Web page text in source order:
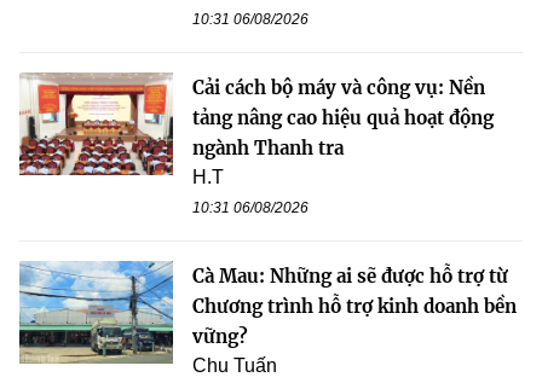
10:31 06/08/2026
Cải cách bộ máy và công vụ: Nền
tảng nâng cao hiệu quả hoạt động
ngành Thanh tra
H.T
10:31 06/08/2026
Cà Mau: Những ai sẽ được hỗ trợ từ
Chương trình hỗ trợ kinh doanh bền
vững?
Chu Tuấn